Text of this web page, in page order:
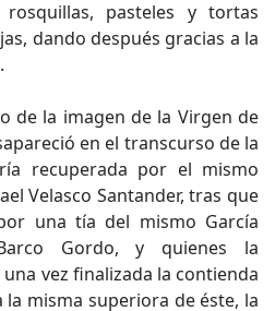
pasteles y tortas
dando después gracias a la
de la imagen de la Virgen de
en el transcurso de la
recuperada por el mismo
Velasco Santander, tras que
una tía del mismo García
Gordo, y quienes la
vez finalizada la contienda
misma superiora de éste, la